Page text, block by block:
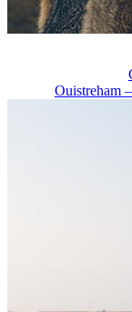
Ouistreham